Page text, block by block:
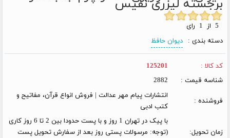
برجسته لیزری نفیس
دسته بندی :
دیوان حافظ
کد کالا :
125201
شناسه قیمت :
2882
فروشنده :
انتشارات پیام مهر عدالت | فروش انواع قرآن، مفاتیح و
کتب ادبی
زمان تحویل:
با پیک در تهران 1 روز و با پست حدودا بین 2 تا 6 روز کاری
(توجه: مرسولات پستی روز بعد از سفارش تحویل پست